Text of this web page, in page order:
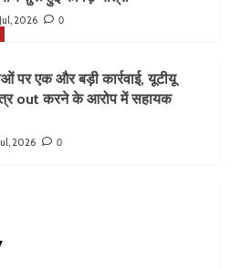
2026 0
पर एक और बड़ी कार्रवाई, यूटीयू
out करने के आरोप में सहायक
2026 0